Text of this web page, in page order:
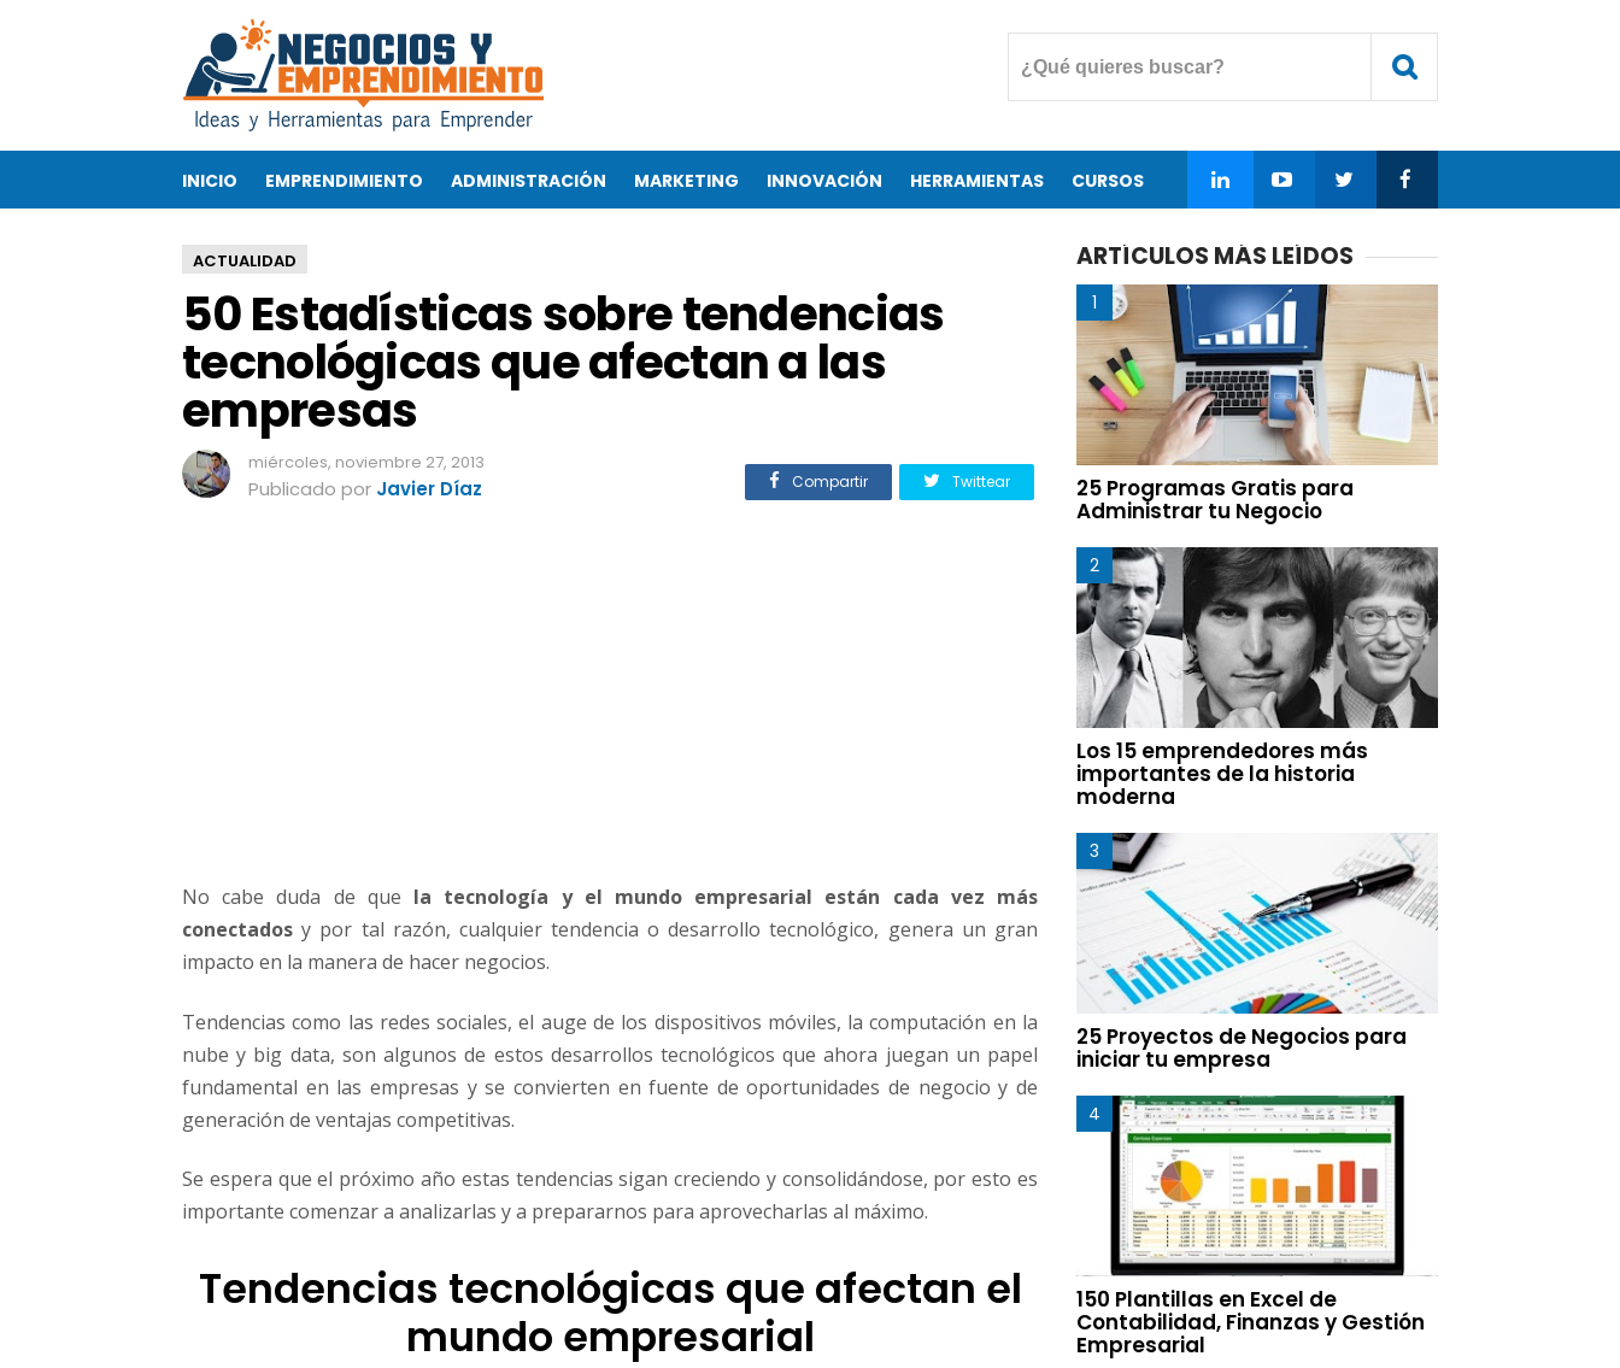
E
d
í
s
t
c
a
s
s
o
b
r
o
l
ó
i
a
s
q
e
f
INICIO EMPRENDIMIENTO ADMINISTRACIÓN MARKETING INNOVACIÓN HERRAMIENTAS CURSOS
ACTUALIDAD
50 Estadísticas sobre tendencias
tecnológicas que afectan a las
empresas
miércoles, noviembre 27, 2013
Publicado por Javier Díaz Compartir Twittear
No cabe duda de que la tecnología y el mundo empresarial están cada vez más
conectados y por tal razón, cualquier tendencia o desarrollo tecnológico, genera un gran
impacto en la manera de hacer negocios.
Tendencias como las redes sociales, el auge de los dispositivos móviles, la computación en la
nube y big data, son algunos de estos desarrollos tecnológicos que ahora juegan un papel
fundamental en las empresas y se convierten en fuente de oportunidades de negocio y de
generación de ventajas competitivas.
Se espera que el próximo año estas tendencias sigan creciendo y consolidándose, por esto es
importante comenzar a analizarlas y a prepararnos para aprovecharlas al máximo.
Tendencias tecnológicas que afectan el
mundo empresarial
ARTÍCULOS MÁS LEÍDOS
25 Programas Gratis para
Administrar tu Negocio
Los 15 emprendedores más
importantes de la historia
moderna
25 Proyectos de Negocios para
iniciar tu empresa
150 Plantillas en Excel de
Contabilidad, Finanzas y Gestión
Empresarial